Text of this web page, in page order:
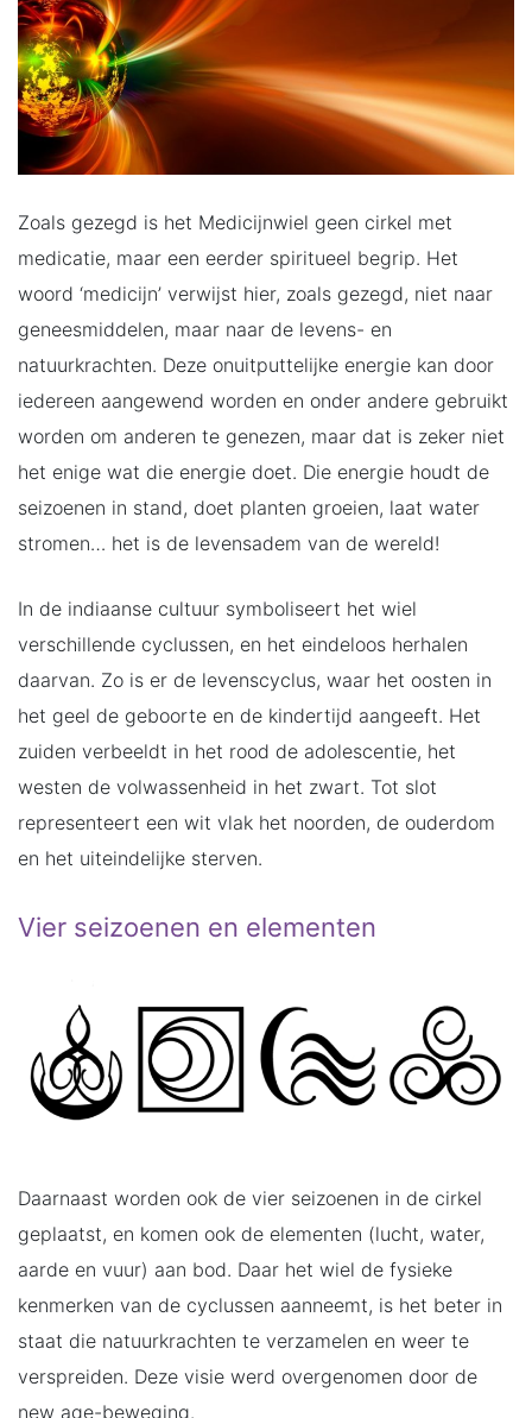
Zoals gezegd is het Medicijnwiel geen cirkel met
medicatie, maar een eerder spiritueel begrip. Het
woord ‘medicijn’ verwijst hier, zoals gezegd, niet naar
geneesmiddelen, maar naar de levens- en
natuurkrachten. Deze onuitputtelijke energie kan door
iedereen aangewend worden en onder andere gebruikt
worden om anderen te genezen, maar dat is zeker niet
het enige wat die energie doet. Die energie houdt de
seizoenen in stand, doet planten groeien, laat water
stromen… het is de levensadem van de wereld!
In de indiaanse cultuur symboliseert het wiel
verschillende cyclussen, en het eindeloos herhalen
daarvan. Zo is er de levenscyclus, waar het oosten in
het geel de geboorte en de kindertijd aangeeft. Het
zuiden verbeeldt in het rood de adolescentie, het
westen de volwassenheid in het zwart. Tot slot
representeert een wit vlak het noorden, de ouderdom
en het uiteindelijke sterven.
Vier seizoenen en elementen
Daarnaast worden ook de vier seizoenen in de cirkel
geplaatst, en komen ook de elementen (lucht, water,
aarde en vuur) aan bod. Daar het wiel de fysieke
kenmerken van de cyclussen aanneemt, is het beter in
staat die natuurkrachten te verzamelen en weer te
verspreiden. Deze visie werd overgenomen door de
new age-beweging.